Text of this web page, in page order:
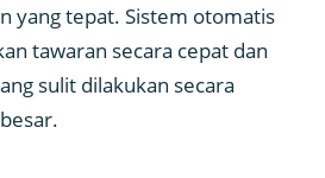
yang tepat. Sistem otomatis
tawaran secara cepat dan
sulit dilakukan secara